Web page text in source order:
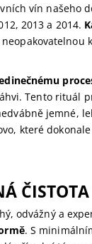
vín našeho
2013 a 2014.
Tento rituál
jemné,
které
odvážný a
. S